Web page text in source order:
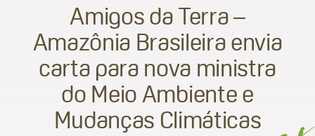
Amigos da Terra –
Amazônia Brasileira envia
carta para nova ministra
do Meio Ambiente e
Mudanças Climáticas